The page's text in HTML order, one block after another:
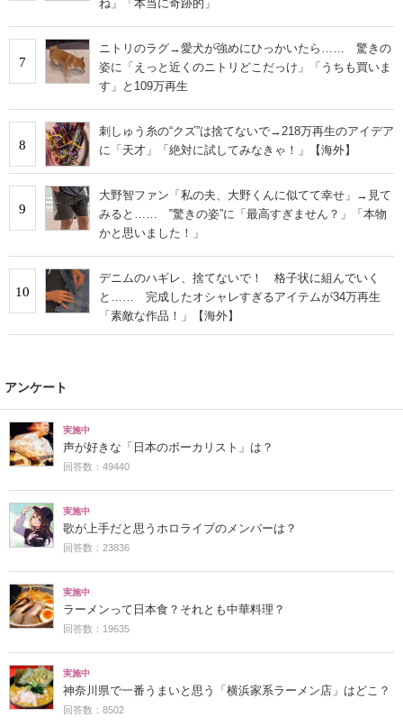
ね」「本当に奇跡的」
7
ニトリのラグ→愛犬が強めにひっかいたら…… 驚きの
姿に「えっと近くのニトリどこだっけ」「うちも買いま
す」と109万再生
8
刺しゅう糸の“クズ”は捨てないで→218万再生のアイデア
に「天才」「絶対に試してみなきゃ！」【海外】
9
大野智ファン「私の夫、大野くんに似てて幸せ」→見て
みると…… ‟驚きの姿”に「最高すぎません？」「本物
かと思いました！」
10
デニムのハギレ、捨てないで！ 格子状に組んでいく
と…… 完成したオシャレすぎるアイテムが34万再生
「素敵な作品！」【海外】
アンケート
実施中
声が好きな「日本のボーカリスト」は？
回答数：49440
実施中
歌が上手だと思うホロライブのメンバーは？
回答数：23836
実施中
ラーメンって日本食？それとも中華料理？
回答数：19635
実施中
神奈川県で一番うまいと思う「横浜家系ラーメン店」はどこ？
回答数：8502